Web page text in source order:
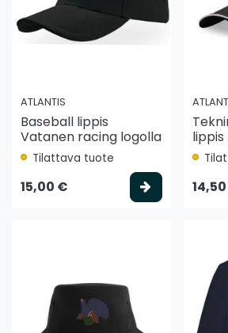
ATLANTIS
Baseball lippis
Vatanen racing logolla
Tilattava tuote
15,00 € Valitse